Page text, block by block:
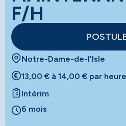
F/H
Notre-Dame-de-l'Isle
13,00 € à 14,00 € par heure
Intérim
6 mois